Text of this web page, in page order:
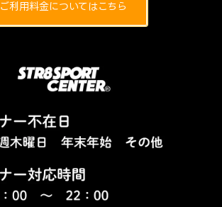
ご利用料金についてはこちら